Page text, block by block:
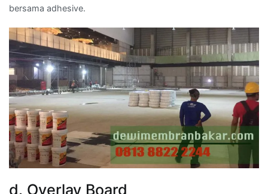
bersama adhesive.
d. Overlay Board